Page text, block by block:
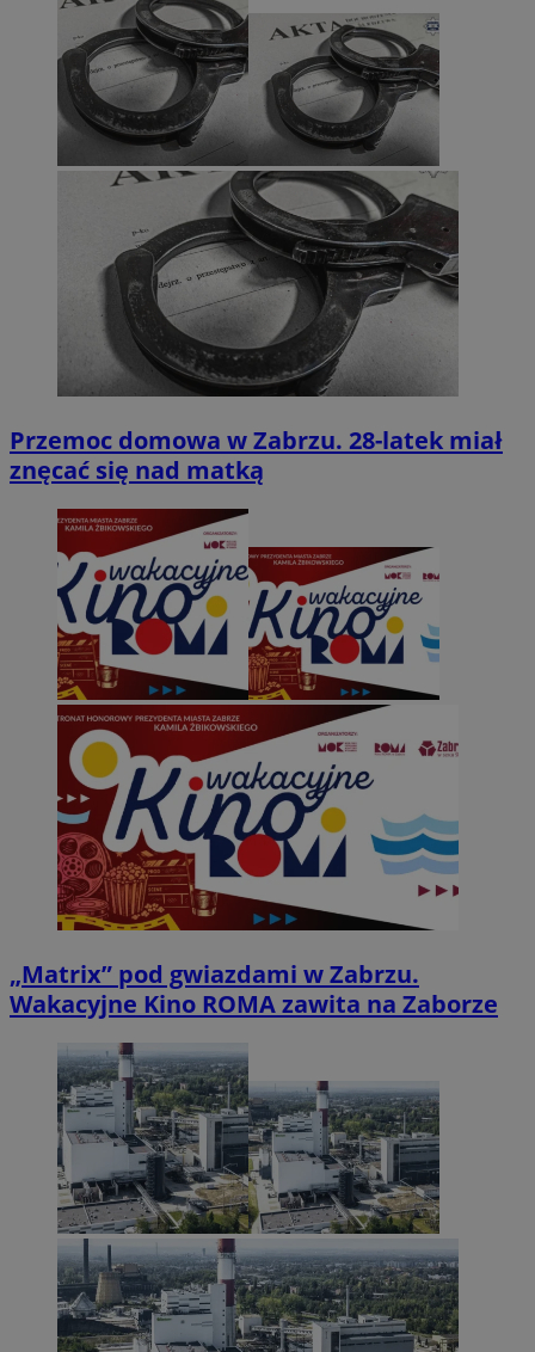
Przemoc domowa w Zabrzu. 28-latek miał
znęcać się nad matką
„Matrix” pod gwiazdami w Zabrzu.
Wakacyjne Kino ROMA zawita na Zaborze